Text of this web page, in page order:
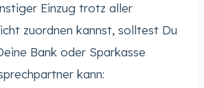
Einzug trotz aller
zuordnen kannst, solltest Du
Bank oder Sparkasse
kann: